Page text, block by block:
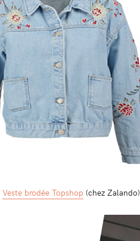
Veste brodée Topshop (chez Zalando)